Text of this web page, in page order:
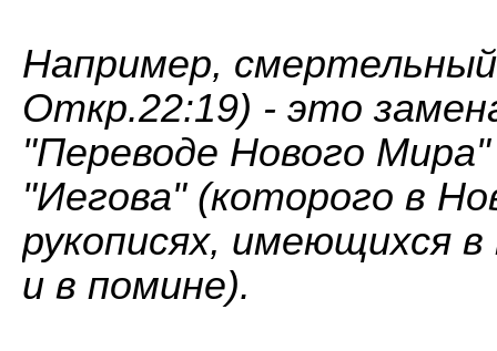
Например,
Откр.22:19) - это
"Переводе Нового Мира"
"Иегова" (которого в
рукописях, имеющихся
и в помине).